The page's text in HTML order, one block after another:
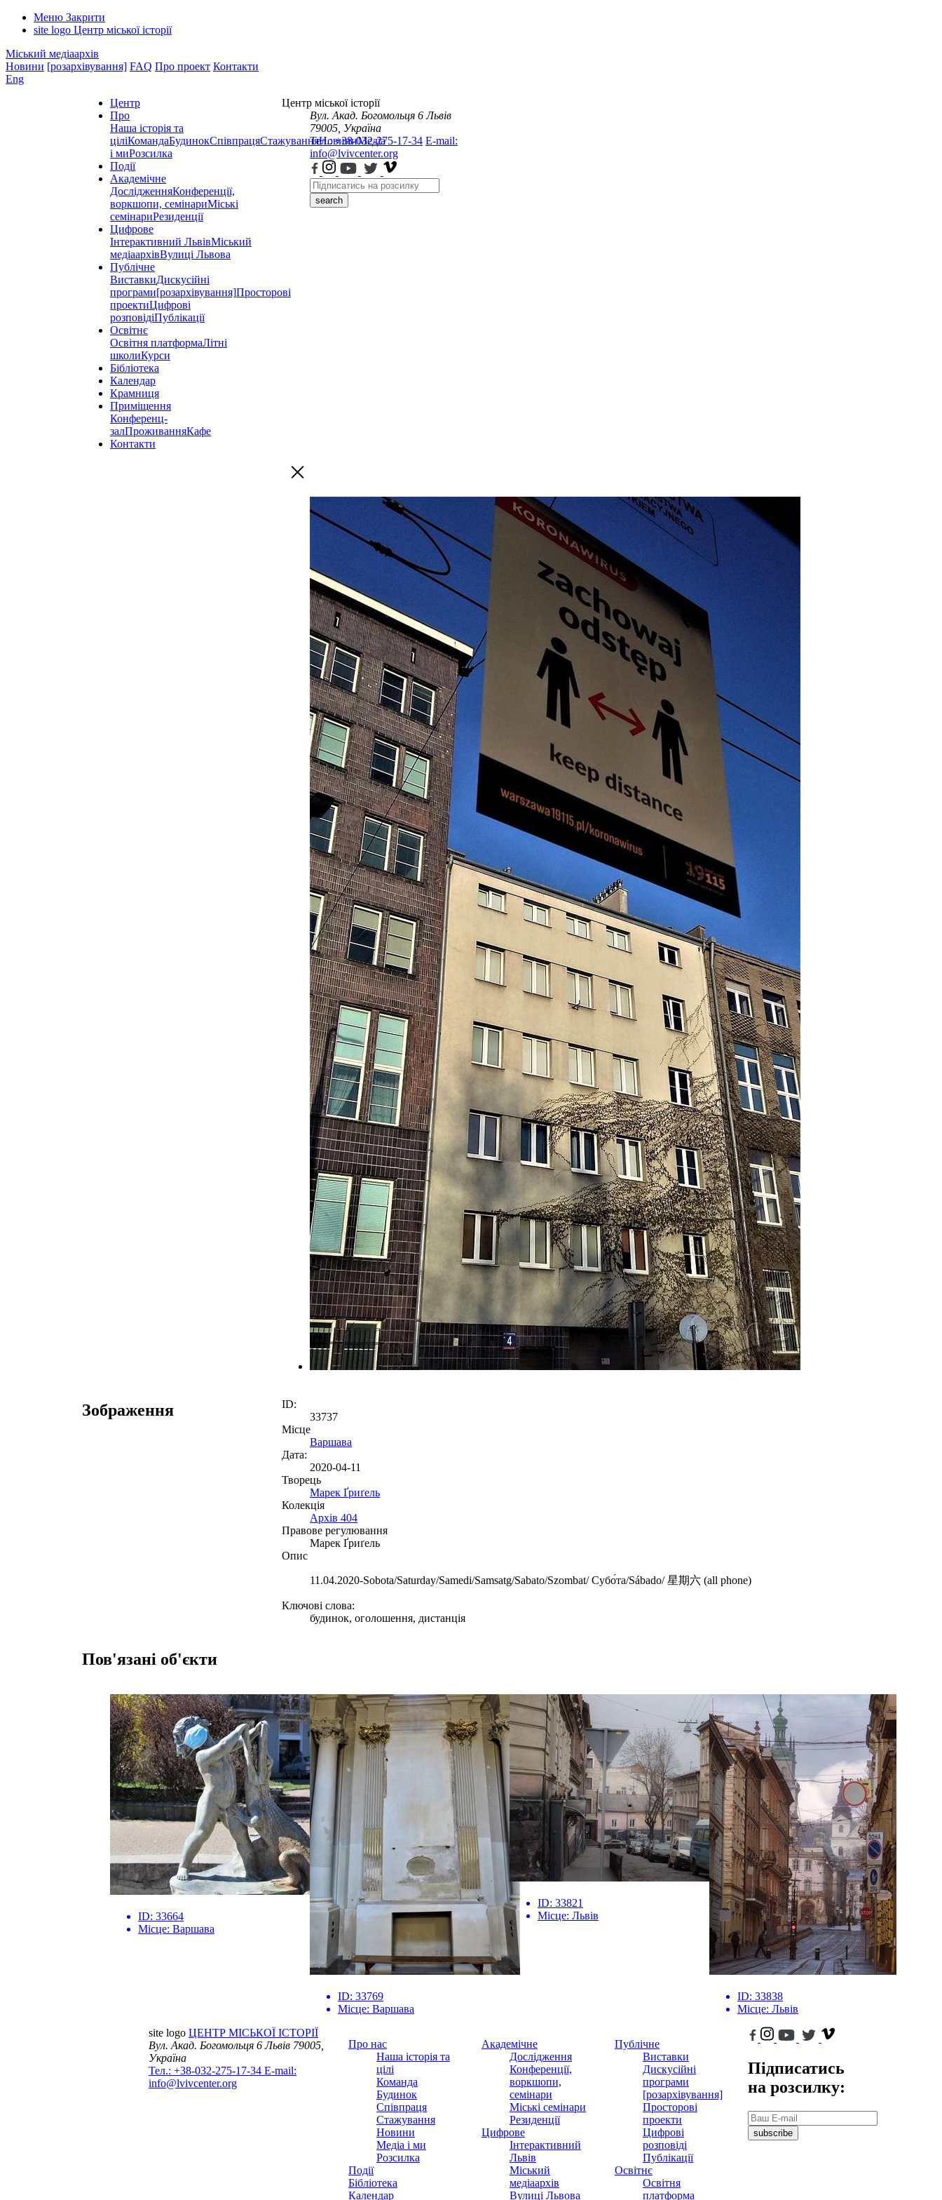
Меню Закрити
site logo Центр міської історії
Міський медіаархів
Новини [розархівування] FAQ Про проект Контакти
Eng
Центр
Про
Наша історія та
ціліКомандаБудинокСпівпрацяСтажуванняНовиниМедіа
і миРозсилка
Події
Академічне
ДослідженняКонференції,
воркшопи, семінариМіські
семінариРезиденції
Цифрове
Інтерактивний ЛьвівМіський
медіаархівВулиці Львова
Публічне
ВиставкиДискусійні
програми[розархівування]Просторові
проектиЦифрові
розповідіПублікації
Освітнє
Освітня платформаЛітні
школиКурси
Бібліотека
Календар
Крамниця
Приміщення
Конференц-
залПроживанняКафе
Контакти
Центр міської історії
Вул. Акад. Богомольця 6 Львів
79005, Україна
Тел.: +38-032-275-17-34 E-mail:
info@lvivcenter.org
search
Зображення
ID:
33737
Місце
Варшава
Дата:
2020-04-11
Творець
Марек Ґриґель
Колекція
Архів 404
Правове регулювання
Марек Ґриґель
Опис
11.04.2020-Sobota/Saturday/Samedi/Samsatg/Sabato/Szombat/ Cубо́та/Sábado/ 星期六 (all phone)
Ключові слова:
будинок, оголошення, дистанція
Пов'язані об'єкти
ID: 33664
Місце: Варшава
ID: 33769
Місце: Варшава
ID: 33821
Місце: Львів
ID: 33838
Місце: Львів
site logo ЦЕНТР МІСЬКОЇ ІСТОРІЇ
Вул. Акад. Богомольця 6Львів 79005,
Україна
Тел.: +38-032-275-17-34 E-mail:
info@lvivcenter.org
Про нас
Наша історія та
цілі
Команда
Будинок
Співпраця
Стажування
Новини
Медіа і ми
Розсилка
Події
Бібліотека
Календар
Академічне
Дослідження
Конференції,
воркшопи,
семінари
Міські семінари
Резиденції
Цифрове
Інтерактивний
Львів
Міський
медіаархів
Вулиці Львова
Публічне
Виставки
Дискусійні
програми
[розархівування]
Просторові
проекти
Цифрові
розповіді
Публікації
Освітнє
Освітня
платформа
Підписатись
на розсилку:
subscribe